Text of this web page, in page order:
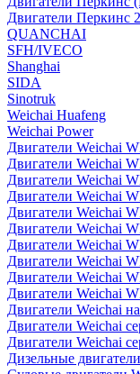
Двигатели Перкинс
QUANCHAI
SFH/IVECO
Shanghai
SIDA
Sinotruk
Weichai Huafeng
Weichai Power
Двигатели Weichai
Двигатели Weichai
Двигатели Weichai
Двигатели Weichai
Двигатели Weichai
Двигатели Weichai
Двигатели Weichai
Двигатели Weichai
Двигатели Weichai
Двигатели Weichai
Двигатели Weichai
Двигатели Weichai
Двигатели Weichai
Дизельные